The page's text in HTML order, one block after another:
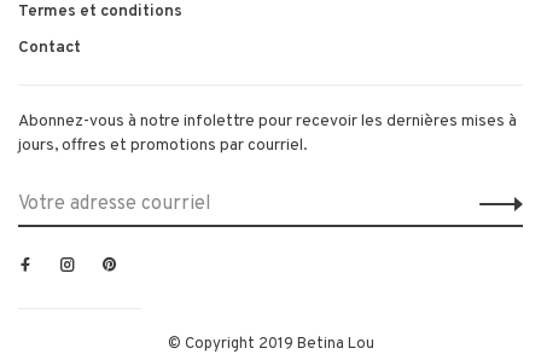
Termes et conditions
Contact
Abonnez-vous à notre infolettre pour recevoir les dernières mises à
jours, offres et promotions par courriel.